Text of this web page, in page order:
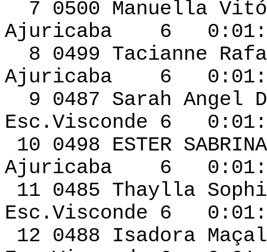
7 0500
Ajuricaba 6
8 0499
Ajuricaba 6
9 0487 Sarah
Esc.Visconde 6
10 0498 ESTER
Ajuricaba 6
11 0485 Thaylla
Esc.Visconde 6
12 0488 Isadora